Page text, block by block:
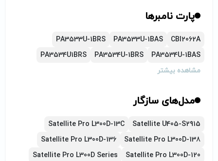
پارت نامبرها
CBI2062A
PA3533U-1BAS
PA3533U-1BRS
PA3534U-1BAS
PA3534U-1BRS
PA3534U1BRS
مشاهده بیشتر
مدل‌های سازگار
Satellite U405-S2915
Satellite Pro L300D-13C
Satellite Pro L300D-138
Satellite Pro L300D-136
Satellite Pro L300D-120
Satellite Pro L300D Series